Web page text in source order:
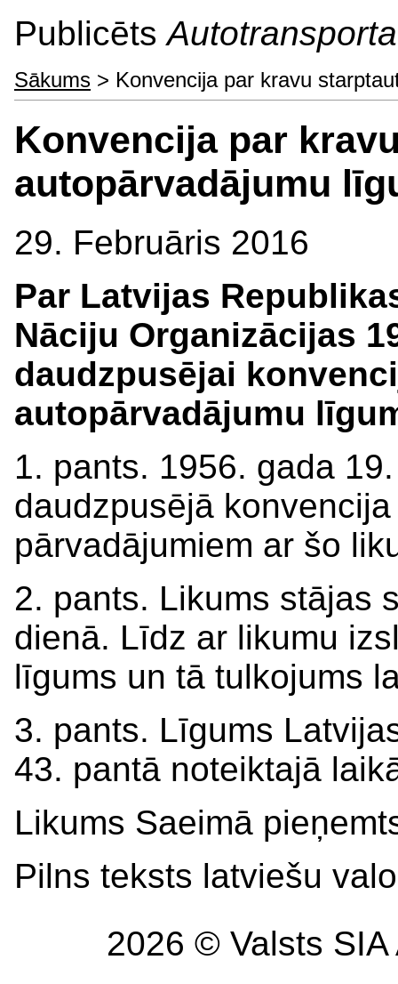
Publicēts
Sākums > Konvencija par kravu
Konvencija par
autopārvadājumu
29. Februāris 2016
Par Latvijas
Nāciju Organizācijas
daudzpusējai
autopārvadājumu
1. pants. 1956. gada
daudzpusējā
pārvadājumiem ar šo
2. pants. Likums stājas
dienā. Līdz ar likumu
līgums un tā tulkojums
3. pants. Līgums
43. pantā noteiktajā
Likums Saeimā
Pilns teksts latviešu
2026 © Valsts